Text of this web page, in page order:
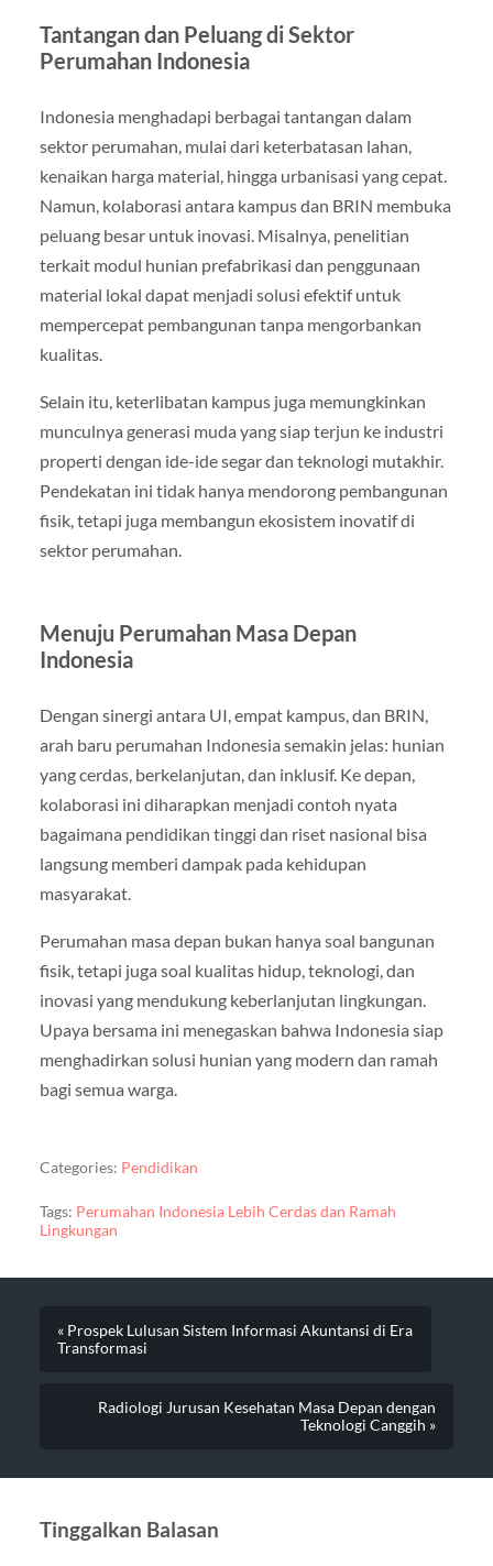
Tantangan dan Peluang di Sektor
Perumahan Indonesia
Indonesia menghadapi berbagai tantangan dalam
sektor perumahan, mulai dari keterbatasan lahan,
kenaikan harga material, hingga urbanisasi yang cepat.
Namun, kolaborasi antara kampus dan BRIN membuka
peluang besar untuk inovasi. Misalnya, penelitian
terkait modul hunian prefabrikasi dan penggunaan
material lokal dapat menjadi solusi efektif untuk
mempercepat pembangunan tanpa mengorbankan
kualitas.
Selain itu, keterlibatan kampus juga memungkinkan
munculnya generasi muda yang siap terjun ke industri
properti dengan ide-ide segar dan teknologi mutakhir.
Pendekatan ini tidak hanya mendorong pembangunan
fisik, tetapi juga membangun ekosistem inovatif di
sektor perumahan.
Menuju Perumahan Masa Depan
Indonesia
Dengan sinergi antara UI, empat kampus, dan BRIN,
arah baru perumahan Indonesia semakin jelas: hunian
yang cerdas, berkelanjutan, dan inklusif. Ke depan,
kolaborasi ini diharapkan menjadi contoh nyata
bagaimana pendidikan tinggi dan riset nasional bisa
langsung memberi dampak pada kehidupan
masyarakat.
Perumahan masa depan bukan hanya soal bangunan
fisik, tetapi juga soal kualitas hidup, teknologi, dan
inovasi yang mendukung keberlanjutan lingkungan.
Upaya bersama ini menegaskan bahwa Indonesia siap
menghadirkan solusi hunian yang modern dan ramah
bagi semua warga.
Categories: Pendidikan
Tags: Perumahan Indonesia Lebih Cerdas dan Ramah
Lingkungan
« Prospek Lulusan Sistem Informasi Akuntansi di Era
Transformasi
Radiologi Jurusan Kesehatan Masa Depan dengan
Teknologi Canggih »
Tinggalkan Balasan